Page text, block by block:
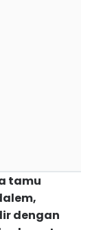
tamu
dengan